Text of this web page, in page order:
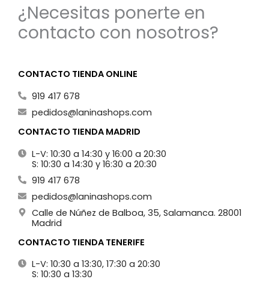
¿Necesitas ponerte en
contacto con nosotros?
CONTACTO TIENDA ONLINE
919 417 678
pedidos@laninashops.com
CONTACTO TIENDA MADRID
L-V: 10:30 a 14:30 y 16:00 a 20:30
S: 10:30 a 14:30 y 16:30 a 20:30
919 417 678
pedidos@laninashops.com
Calle de Núñez de Balboa, 35, Salamanca. 28001
Madrid
CONTACTO TIENDA TENERIFE
L-V: 10:30 a 13:30, 17:30 a 20:30
S: 10:30 a 13:30